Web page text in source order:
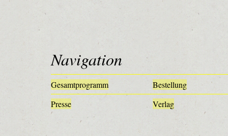
Navigation
Gesamtprogramm
Bestellung
Presse
Verlag